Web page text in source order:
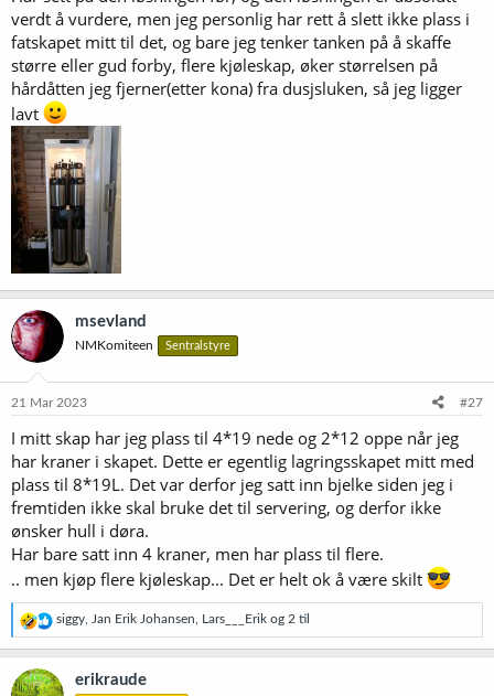
verdt å vurdere, men jeg personlig har rett å slett ikke plass i
fatskapet mitt til det, og bare jeg tenker tanken på å skaffe
større eller gud forby, flere kjøleskap, øker størrelsen på
hårdåtten jeg fjerner(etter kona) fra dusjsluken, så jeg ligger
lavt
msevland
NMKomiteen Sentralstyre
21 Mar 2023 #27
I mitt skap har jeg plass til 4*19 nede og 2*12 oppe når jeg
har kraner i skapet. Dette er egentlig lagringsskapet mitt med
plass til 8*19L. Det var derfor jeg satt inn bjelke siden jeg i
fremtiden ikke skal bruke det til servering, og derfor ikke
ønsker hull i døra.
Har bare satt inn 4 kraner, men har plass til flere.
.. men kjøp flere kjøleskap... Det er helt ok å være skilt
R
e
a
s
siggy Jan Erik Johansen Lars___Erik og 2 til
erikraude